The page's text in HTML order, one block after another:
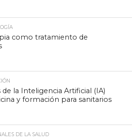
como tratamiento de
de la Inteligencia Artificial (IA)
y formación para sanitarios
DE LA SALUD